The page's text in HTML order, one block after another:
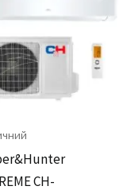
CH-